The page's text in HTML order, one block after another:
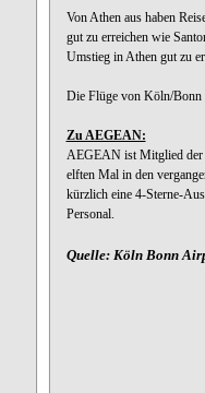
Von Athen aus haben
gut zu erreichen wie
Umstieg in Athen gut zu
Die Flüge von Köln/Bonn
Zu AEGEAN:
AEGEAN ist Mitglied der
elften Mal in den
kürzlich eine 4-Sterne-
Personal.
Quelle: Köln Bonn